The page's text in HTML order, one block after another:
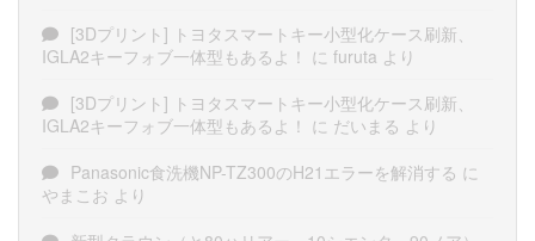
[3Dプリント] トヨタスマートキー小型化ケース刷新、
IGLA2キーフォブ一体型もあるよ！ に furuta より
[3Dプリント] トヨタスマートキー小型化ケース刷新、
IGLA2キーフォブ一体型もあるよ！ に だいまる より
Panasonic食洗機NP-TZ300のH21エラーを解消する に
やまこお より